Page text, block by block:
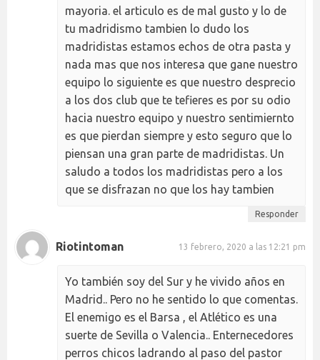
mayoria. el articulo es de mal gusto y lo de
tu madridismo tambien lo dudo los
madridistas estamos echos de otra pasta y
nada mas que nos interesa que gane nuestro
equipo lo siguiente es que nuestro desprecio
a los dos club que te tefieres es por su odio
hacia nuestro equipo y nuestro sentimiernto
es que pierdan siempre y esto seguro que lo
piensan una gran parte de madridistas. Un
saludo a todos los madridistas pero a los
que se disfrazan no que los hay tambien
Responder
Riotintoman 13 febrero, 2020 a las 12:21 pm
Yo también soy del Sur y he vivido años en
Madrid.. Pero no he sentido lo que comentas.
El enemigo es el Barsa , el Atlético es una
suerte de Sevilla o Valencia.. Enternecedores
perros chicos ladrando al paso del pastor